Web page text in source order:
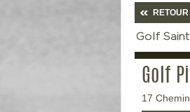
Golf
Golf
17